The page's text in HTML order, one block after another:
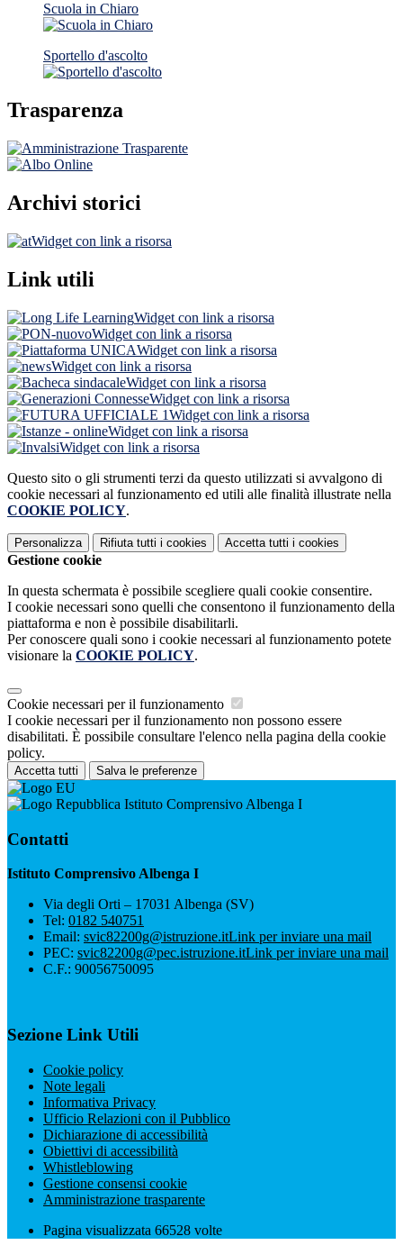
Scuola in Chiaro
Sportello d'ascolto
Trasparenza
Archivi storici
Widget con link a risorsa
Link utili
Widget con link a risorsa
Widget con link a risorsa
Widget con link a risorsa
Widget con link a risorsa
Widget con link a risorsa
Widget con link a risorsa
Widget con link a risorsa
Widget con link a risorsa
Widget con link a risorsa
Questo sito o gli strumenti terzi da questo utilizzati si avvalgono di
cookie necessari al funzionamento ed utili alle finalità illustrate nella
COOKIE POLICY.
Personalizza Rifiuta tutti i cookies Accetta tutti i cookies
Gestione cookie
In questa schermata è possibile scegliere quali cookie consentire.
I cookie necessari sono quelli che consentono il funzionamento della
piattaforma e non è possibile disabilitarli.
Per conoscere quali sono i cookie necessari al funzionamento potete
visionare la COOKIE POLICY.
Cookie necessari per il funzionamento
I cookie necessari per il funzionamento non possono essere
disabilitati. È possibile consultare l'elenco nella pagina della cookie
policy.
Accetta tutti Salva le preferenze
Istituto Comprensivo Albenga I
Contatti
Istituto Comprensivo Albenga I
Via degli Orti – 17031 Albenga (SV)
Tel: 0182 540751
Email: svic82200g@istruzione.itLink per inviare una mail
PEC: svic82200g@pec.istruzione.itLink per inviare una mail
C.F.: 90056750095
Sezione Link Utili
Cookie policy
Note legali
Informativa Privacy
Ufficio Relazioni con il Pubblico
Dichiarazione di accessibilità
Obiettivi di accessibilità
Whistleblowing
Gestione consensi cookie
Amministrazione trasparente
Pagina visualizzata 66528 volte